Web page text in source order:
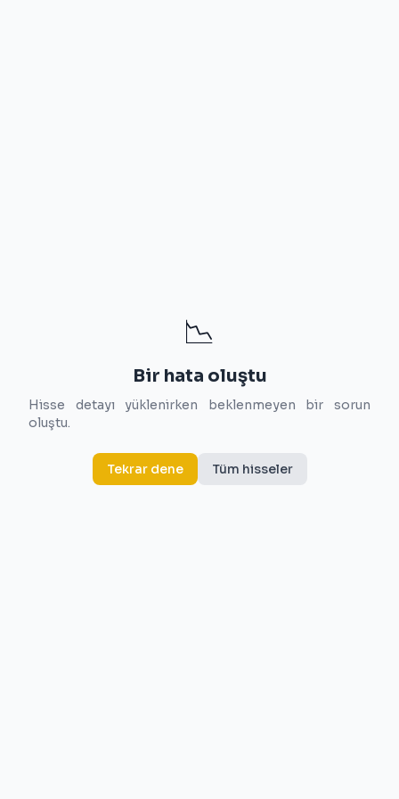
📉
Bir hata oluştu
Hisse detayı yüklenirken beklenmeyen bir sorun
oluştu.
Tekrar dene Tüm hisseler